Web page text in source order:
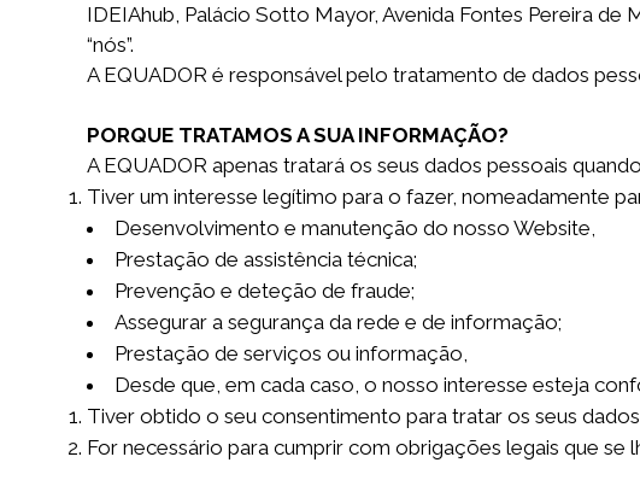
IDEIAhub, Palácio Sotto Mayor, Avenida Fontes Pereira de
“nós”.
A EQUADOR é responsável pelo tratamento de dados
PORQUE TRATAMOS A SUA INFORMAÇÃO?
A EQUADOR apenas tratará os seus dados pessoais
Tiver um interesse legítimo para o fazer, nomeadamente
Desenvolvimento e manutenção do nosso Website,
Prestação de assistência técnica;
Prevenção e deteção de fraude;
Assegurar a segurança da rede e de informação;
Prestação de serviços ou informação,
Desde que, em cada caso, o nosso interesse esteja
Tiver obtido o seu consentimento para tratar os seus
For necessário para cumprir com obrigações legais que se